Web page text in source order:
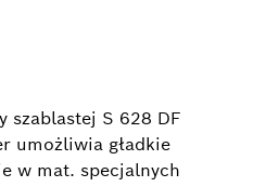
szablastej S 628 DF
umożliwia gładkie
w mat. specjalnych